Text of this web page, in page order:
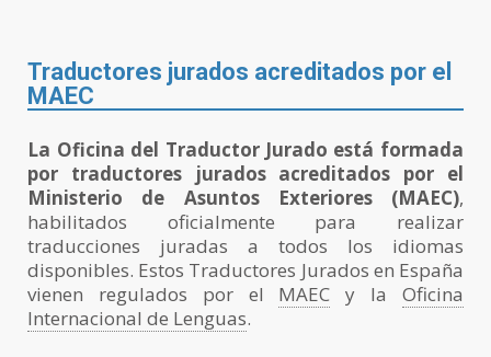
Traductores jurados acreditados por el
MAEC
La Oficina del Traductor Jurado está formada
por traductores jurados acreditados por el
Ministerio de Asuntos Exteriores (MAEC),
habilitados oficialmente para realizar
traducciones juradas a todos los idiomas
disponibles. Estos Traductores Jurados en España
vienen regulados por el MAEC y la Oficina
Internacional de Lenguas.